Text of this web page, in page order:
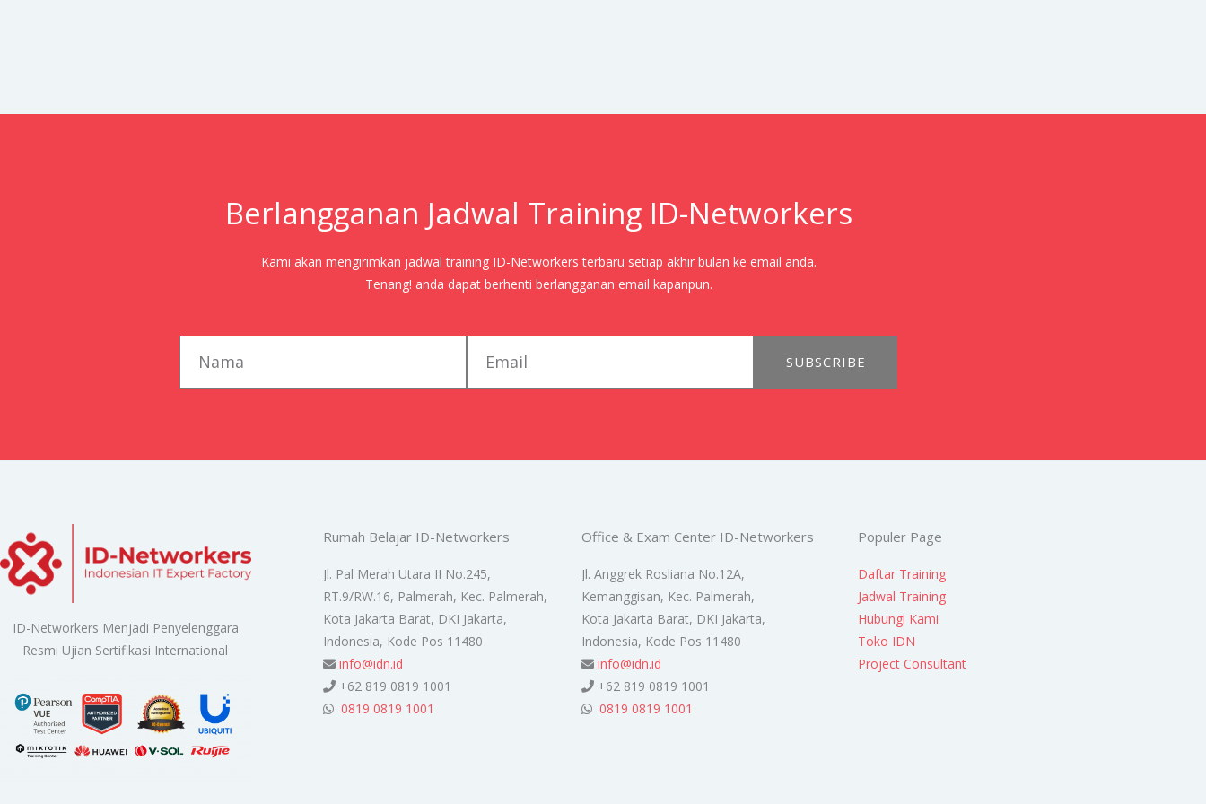
Berlangganan Jadwal Training ID-Networkers
Kami akan mengirimkan jadwal training ID-Networkers terbaru setiap akhir bulan ke email anda.
Tenang! anda dapat berhenti berlangganan email kapanpun.
SUBSCRIBE
ID-Networkers Menjadi Penyelenggara
Resmi Ujian Sertifikasi International
Rumah Belajar ID-Networkers
Jl. Pal Merah Utara II No.245,
RT.9/RW.16, Palmerah, Kec. Palmerah,
Kota Jakarta Barat, DKI Jakarta,
Indonesia, Kode Pos 11480
info@idn.id
+62 819 0819 1001
0819 0819 1001
Office & Exam Center ID-Networkers
Jl. Anggrek Rosliana No.12A,
Kemanggisan, Kec. Palmerah,
Kota Jakarta Barat, DKI Jakarta,
Indonesia, Kode Pos 11480
info@idn.id
+62 819 0819 1001
0819 0819 1001
Populer Page
Daftar Training
Jadwal Training
Hubungi Kami
Toko IDN
Project Consultant